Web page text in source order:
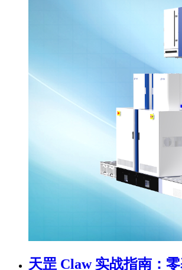
天罡 Claw 实战指南：